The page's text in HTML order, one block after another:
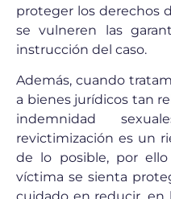
proteger los derechos
se vulneren las
instrucción del caso.
Además, cuando
a bienes jurídicos tan
indemnidad
revictimización es un
de lo posible, por
víctima se sienta